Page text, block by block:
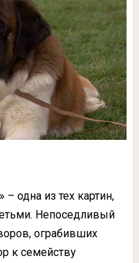
одна из тех картин,
Непоседливый
ограбивших
к семейству